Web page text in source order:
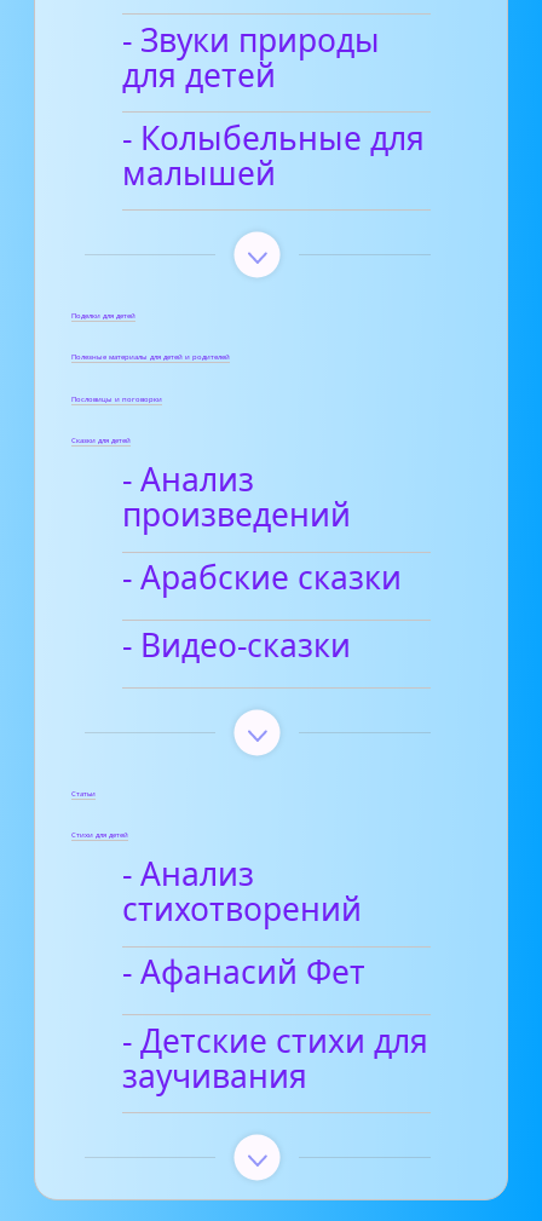
- Звуки природы
для детей
- Колыбельные для
малышей
Поделки для детей
Полезные материалы для детей и родителей
Пословицы и поговорки
Сказки для детей
- Анализ
произведений
- Арабские сказки
- Видео-сказки
Статьи
Стихи для детей
- Анализ
стихотворений
- Афанасий Фет
- Детские стихи для
заучивания